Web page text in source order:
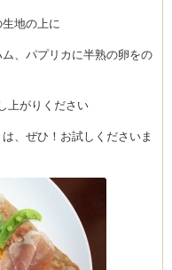
タグラ
地の上に
、パプリカに半熟の卵をの
上がりください
、ぜひ！お試しくださいま